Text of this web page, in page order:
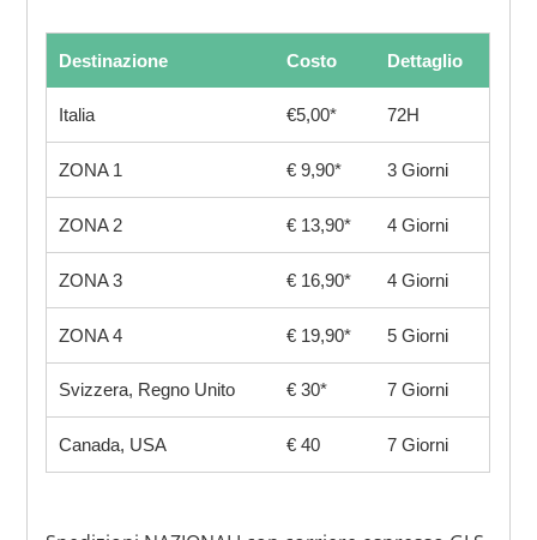
Destinazione Costo Dettaglio
Italia €5,00* 72H
ZONA 1 € 9,90* 3 Giorni
ZONA 2 € 13,90* 4 Giorni
ZONA 3 € 16,90* 4 Giorni
ZONA 4 € 19,90* 5 Giorni
Svizzera, Regno Unito € 30* 7 Giorni
Canada, USA € 40 7 Giorni